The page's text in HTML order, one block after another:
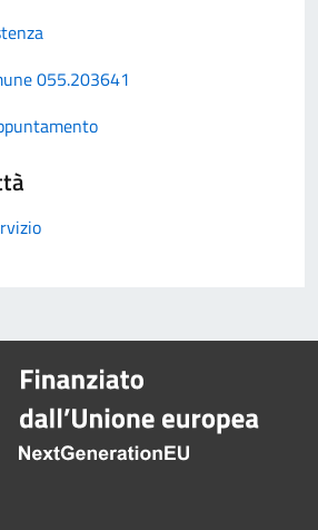
055.203641